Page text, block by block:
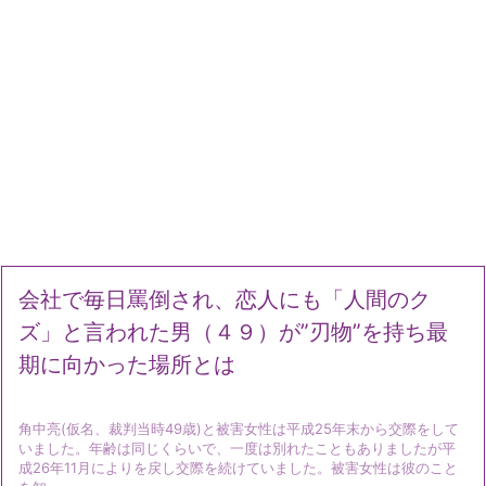
会社で毎日罵倒され、恋人にも「人間のク
ズ」と言われた男（４９）が”刃物”を持ち最
期に向かった場所とは
角中亮(仮名、裁判当時49歳)と被害女性は平成25年末から交際をして
いました。年齢は同じくらいで、一度は別れたこともありましたが平
成26年11月によりを戻し交際を続けていました。被害女性は彼のこと